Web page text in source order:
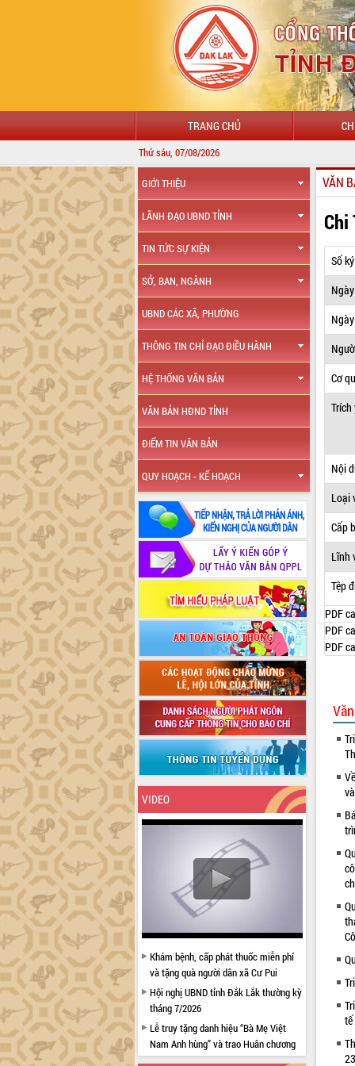
TRANG CHỦ
Thứ sáu, 07/08/2026
GIỚI THIỆU
LÃNH ĐẠO UBND TỈNH
TIN TỨC SỰ KIỆN
SỞ, BAN, NGÀNH
UBND CÁC XÃ, PHƯỜNG
THÔNG TIN CHỈ ĐẠO ĐIỀU HÀNH
HỆ THỐNG VĂN BẢN
VĂN BẢN HĐND TỈNH
ĐIỂM TIN VĂN BẢN
QUY HOẠCH - KẾ HOẠCH
VIDEO
Khám bệnh, cấp phát thuốc miễn phí
và tặng quà người dân xã Cư Pui
Hội nghị UBND tỉnh Đắk Lắk thường kỳ
tháng 7/2026
Lễ truy tặng danh hiệu “Bà Mẹ Việt
Nam Anh hùng” và trao Huân chương
Lao động
VĂN
Chi
Số
Cơ
Trích
Nội
Loại
Cấp
Lĩnh
Tệp
PDF
PDF
PDF